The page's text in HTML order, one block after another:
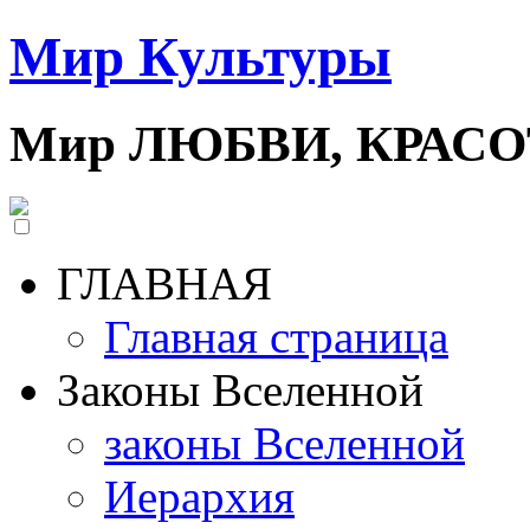
Мир Культуры
Мир ЛЮБВИ,
ГЛАВНАЯ
Главная страница
Законы Вселенной
законы Вселенной
Иерархия